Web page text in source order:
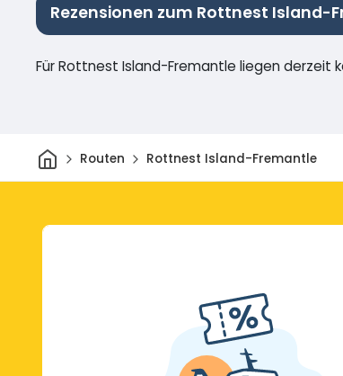
Rezensionen zum Rottnest Island-
Für Rottnest Island-Fremantle liegen derzeit
HeimRouten Rottnest Island-Fremantle